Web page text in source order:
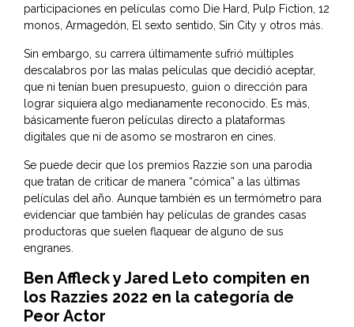
participaciones en películas como Die Hard, Pulp Fiction, 12
monos, Armagedón, El sexto sentido, Sin City y otros más.
Sin embargo, su carrera últimamente sufrió múltiples
descalabros por las malas películas que decidió aceptar,
que ni tenían buen presupuesto, guion o dirección para
lograr siquiera algo medianamente reconocido. Es más,
básicamente fueron películas directo a plataformas
digitales que ni de asomo se mostraron en cines.
Se puede decir que los premios Razzie son una parodia
que tratan de criticar de manera “cómica” a las últimas
películas del año. Aunque también es un termómetro para
evidenciar que también hay películas de grandes casas
productoras que suelen flaquear de alguno de sus
engranes.
Ben Affleck y Jared Leto compiten en
los Razzies 2022 en la categoría de
Peor Actor